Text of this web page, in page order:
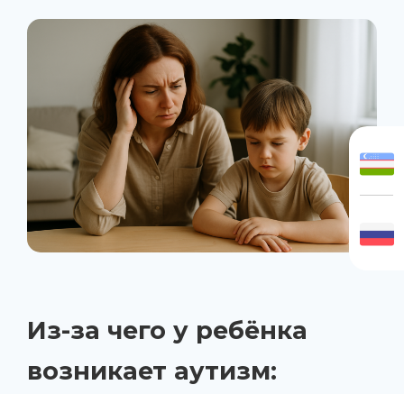
Из-за чего у ребёнка
возникает аутизм: